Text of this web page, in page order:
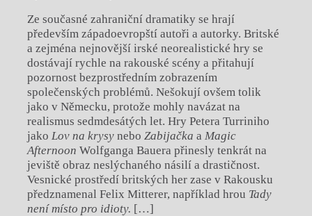
Ze současné zahraniční dramatiky se hrají
především západoevropští autoři a autorky. Britské
a zejména nejnovější irské neorealistické hry se
dostávají rychle na rakouské scény a přitahují
pozornost bezprostředním zobrazením
společenských problémů. Nešokují ovšem tolik
jako v Německu, protože mohly navázat na
realismus sedmdesátých let. Hry Petera Turriniho
jako Lov na krysy nebo Zabijačka a Magic
Afternoon Wolfganga Bauera přinesly tenkrát na
jeviště obraz neslýchaného násilí a drastičnost.
Vesnické prostředí britských her zase v Rakousku
předznamenal Felix Mitterer, například hrou Tady
není místo pro idioty. […]